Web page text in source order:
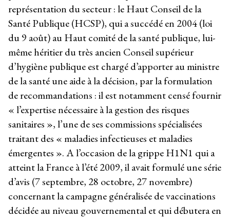
représentation du secteur : le Haut Conseil de la
Santé Publique (HCSP), qui a succédé en 2004 (loi
du 9 août) au Haut comité de la santé publique, lui-
même héritier du très ancien Conseil supérieur
d’hygiène publique est chargé d’apporter au ministre
de la santé une aide à la décision, par la formulation
de recommandations : il est notamment censé fournir
« l’expertise nécessaire à la gestion des risques
sanitaires », l’une de ses commissions spécialisées
traitant des « maladies infectieuses et maladies
émergentes ». A l’occasion de la grippe H1N1 qui a
atteint la France à l’été 2009, il avait formulé une série
d’avis (7 septembre, 28 octobre, 27 novembre)
concernant la campagne généralisée de vaccinations
décidée au niveau gouvernemental et qui débutera en